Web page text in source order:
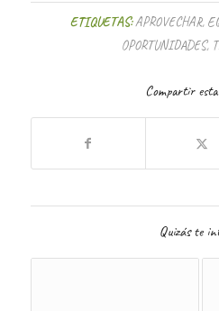
ETIQUETAS: APROVECHAR,
OPORTUNIDADES,
Compartir
Quizás te